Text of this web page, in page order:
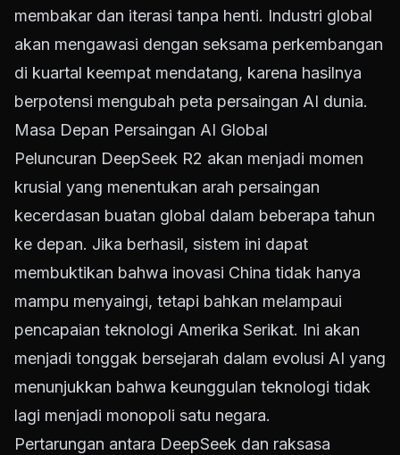
membakar dan iterasi tanpa henti. Industri global
akan mengawasi dengan seksama perkembangan
di kuartal keempat mendatang, karena hasilnya
berpotensi mengubah peta persaingan AI dunia.
Masa Depan Persaingan AI Global
Peluncuran DeepSeek R2 akan menjadi momen
krusial yang menentukan arah persaingan
kecerdasan buatan global dalam beberapa tahun
ke depan. Jika berhasil, sistem ini dapat
membuktikan bahwa inovasi China tidak hanya
mampu menyaingi, tetapi bahkan melampaui
pencapaian teknologi Amerika Serikat. Ini akan
menjadi tonggak bersejarah dalam evolusi AI yang
menunjukkan bahwa keunggulan teknologi tidak
lagi menjadi monopoli satu negara.
Pertarungan antara DeepSeek dan raksasa